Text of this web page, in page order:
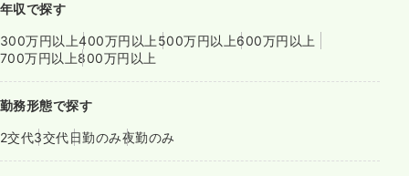
年収で探す
300万円以上400万円以上 500万円以上600万円以上
700万円以上800万円以上
勤務形態で探す
2交代3交代日勤のみ夜勤のみ